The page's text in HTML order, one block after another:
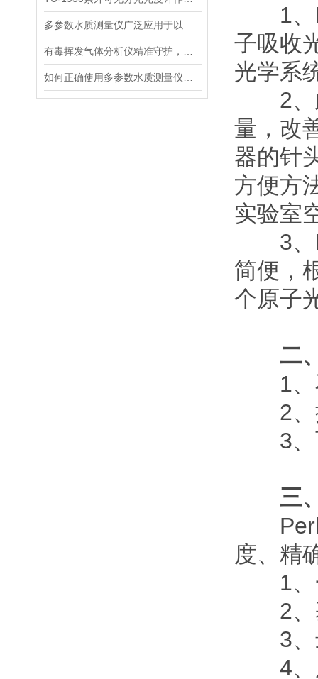
1、
子吸收
光学系
2、此
量，改
器的针
方便方
实验室
3、
简便，
个原子
二
1、石
2、提
3、可
三
度、精
1、
2、
3、
4、原